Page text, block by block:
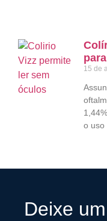
15 de
o uso
Deixe